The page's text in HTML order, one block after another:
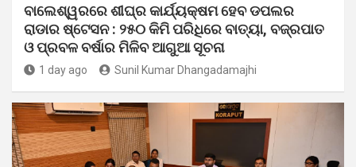
ବାଲେଶ୍ୱରରେ ଶୀଘ୍ର କାର୍ଯ୍ୟକ୍ଷମ ହେବ ଡପଲର
ରାଡାର ଷ୍ଟେସନ : ୨୫୦ କିମି ପରିଧିରେ ବାତ୍ୟା, ବଜ୍ରପାତ
ଓ ପ୍ରବଳ ବର୍ଷାର ମିଳିବ ଆଗୁଆ ସୂଚନା
1 day ago Sunil Kumar Dhangadamajhi